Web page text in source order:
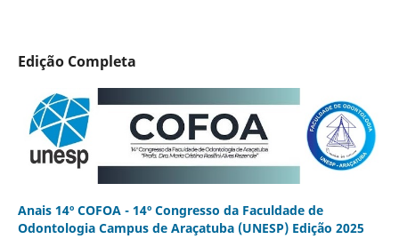
Edição Completa
Anais 14º COFOA - 14º Congresso da Faculdade de
Odontologia Campus de Araçatuba (UNESP) Edição 2025